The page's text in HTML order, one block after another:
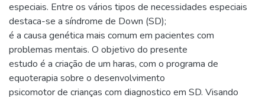
especiais. Entre os vários tipos de necessidades especiais
destaca-se a síndrome de Down (SD);
é a causa genética mais comum em pacientes com
problemas mentais. O objetivo do presente
estudo é a criação de um haras, com o programa de
equoterapia sobre o desenvolvimento
psicomotor de crianças com diagnostico em SD. Visando